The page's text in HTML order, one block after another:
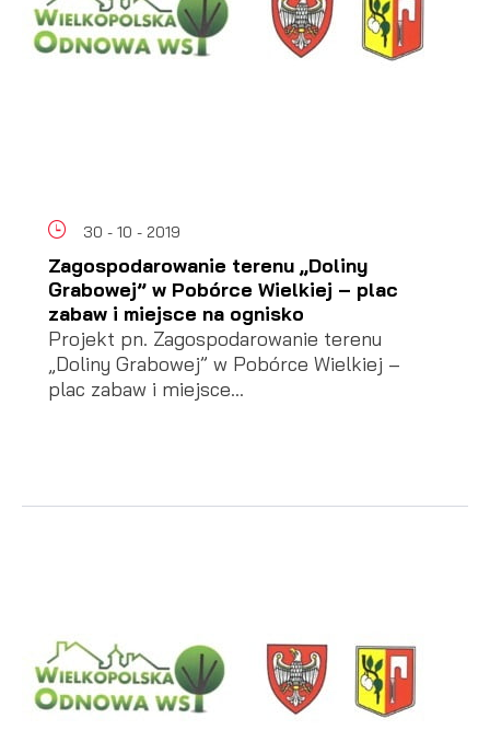
30 - 10 - 2019
Zagospodarowanie terenu „Doliny
Grabowej” w Pobórce Wielkiej – plac
zabaw i miejsce na ognisko
Projekt pn. Zagospodarowanie terenu
„Doliny Grabowej” w Pobórce Wielkiej –
plac zabaw i miejsce...